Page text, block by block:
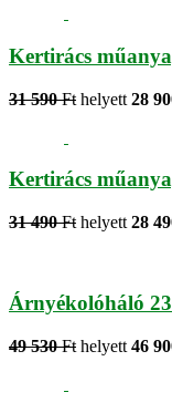
Kertirács
31 590 Ft helyett 28
Kertirács
31 490 Ft helyett 28
Árnyékolóháló
49 530 Ft helyett 46